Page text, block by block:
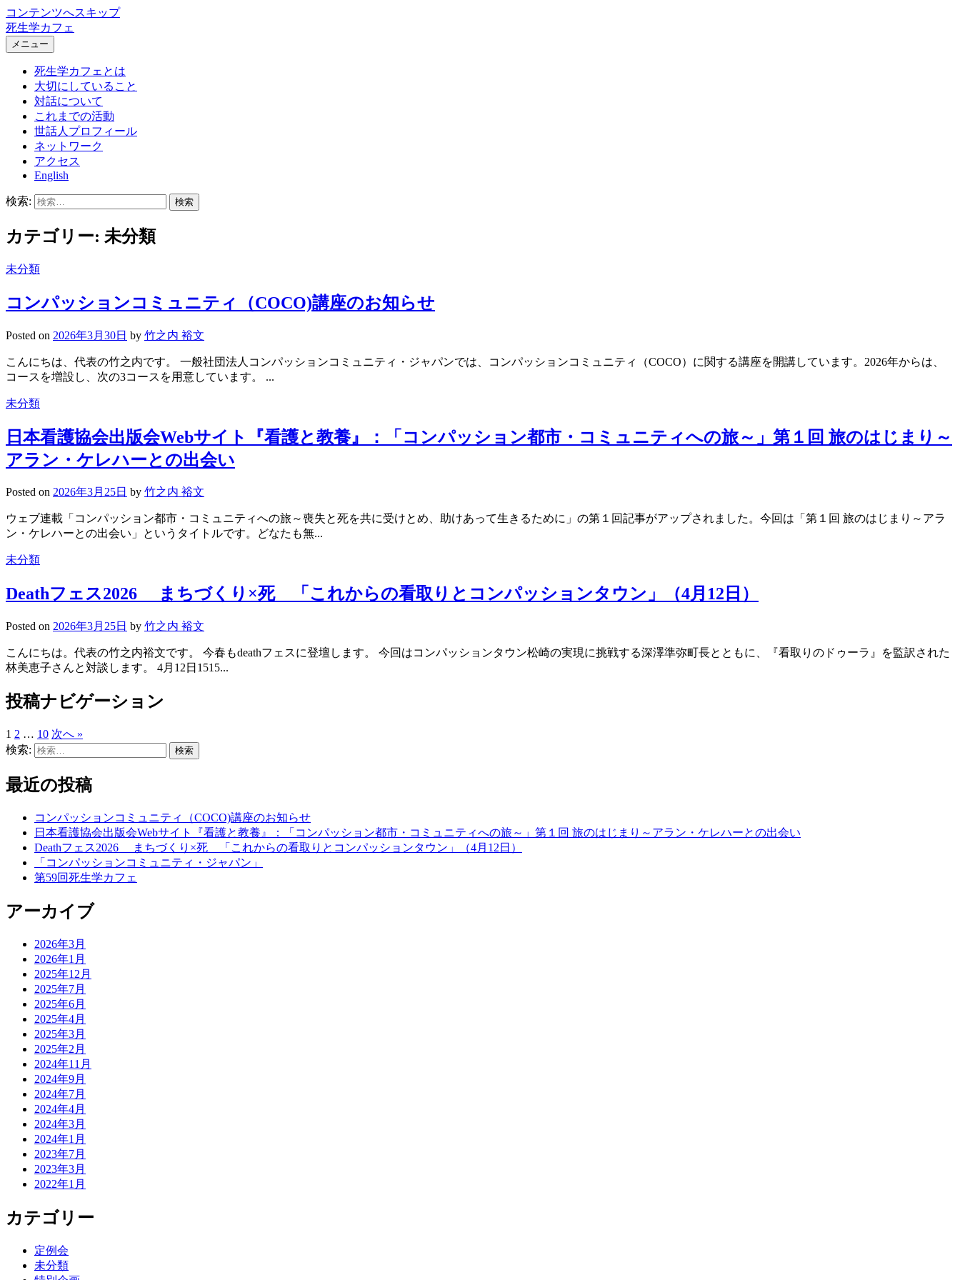
コンテンツへスキップ
死生学カフェ
メニュー
死生学カフェとは
大切にしていること
対話について
これまでの活動
世話人プロフィール
ネットワーク
アクセス
English
検索:
カテゴリー: 未分類
未分類
コンパッションコミュニティ（COCO)講座のお知らせ
Posted on 2026年3月30日 by 竹之内 裕文
こんにちは、代表の竹之内です。 一般社団法人コンパッションコミュニティ・ジャパンでは、コンパッションコミュニティ（COCO）に関する講座を開講しています。2026年からは、
コースを増設し、次の3コースを用意しています。 ...
未分類
日本看護協会出版会Webサイト『看護と教養』：「コンパッション都市・コミュニティへの旅～」第１回 旅のはじまり～
アラン・ケレハーとの出会い
Posted on 2026年3月25日 by 竹之内 裕文
ウェブ連載「コンパッション都市・コミュニティへの旅～喪失と死を共に受けとめ、助けあって生きるために」の第１回記事がアップされました。今回は「第１回 旅のはじまり～アラ
ン・ケレハーとの出会い」というタイトルです。どなたも無...
未分類
Deathフェス2026 まちづくり×死 「これからの看取りとコンパッションタウン」（4月12日）
Posted on 2026年3月25日 by 竹之内 裕文
こんにちは。代表の竹之内裕文です。 今春もdeathフェスに登壇します。 今回はコンパッションタウン松崎の実現に挑戦する深澤準弥町長とともに、『看取りのドゥーラ』を監訳された
林美恵子さんと対談します。 4月12日1515...
投稿ナビゲーション
1 2 … 10 次へ »
検索:
最近の投稿
コンパッションコミュニティ（COCO)講座のお知らせ
日本看護協会出版会Webサイト『看護と教養』：「コンパッション都市・コミュニティへの旅～」第１回 旅のはじまり～アラン・ケレハーとの出会い
Deathフェス2026 まちづくり×死 「これからの看取りとコンパッションタウン」（4月12日）
「コンパッションコミュニティ・ジャパン」
第59回死生学カフェ
アーカイブ
2026年3月
2026年1月
2025年12月
2025年7月
2025年6月
2025年4月
2025年3月
2025年2月
2024年11月
2024年9月
2024年7月
2024年4月
2024年3月
2024年1月
2023年7月
2023年3月
2022年1月
カテゴリー
定例会
未分類